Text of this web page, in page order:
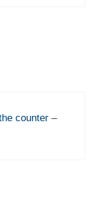
counter –